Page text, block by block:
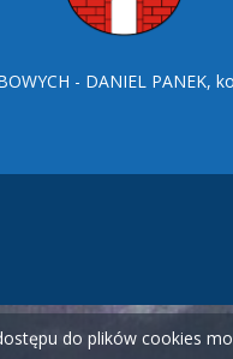
- DANIEL PANEK,
do plików cookies